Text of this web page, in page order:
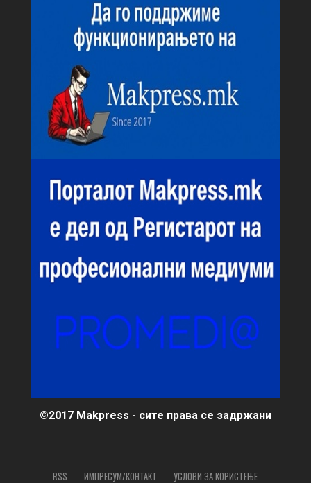
©2017 Makpress - сите права се задржани
RSS ИМПРЕСУМ/КОНТАКТ УСЛОВИ ЗА КОРИСТЕЊЕ